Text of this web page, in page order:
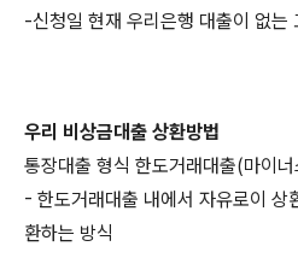
-신청일 현재 우리은행 대출이 없는
우리 비상금대출 상환방법
통장대출 형식 한도거래대출(마이
- 한도거래대출 내에서 자유로이 상
환하는 방식